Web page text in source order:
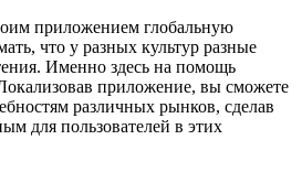
приложением глобальную
что у разных культур разные
Именно здесь на помощь
приложение, вы сможете
различных рынков, сделав
для пользователей в этих